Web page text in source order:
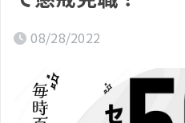
08/28/2022